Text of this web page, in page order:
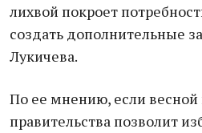
лихвой покроет
создать дополнительные
Лукичева.
По ее мнению, если
правительства позволит